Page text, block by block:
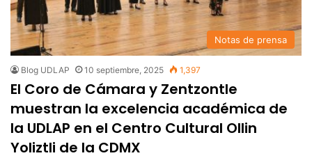
Notas de prensa
Blog UDLAP 10 septiembre, 2025 1,397
El Coro de Cámara y Zentzontle
muestran la excelencia académica de
la UDLAP en el Centro Cultural Ollin
Yoliztli de la CDMX